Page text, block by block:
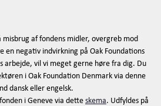
af fondens midler, overgreb mod
en negativ indvirkning på Oak Foundations
arbejde, vil vi meget gerne høre fra dig. Du
i Oak Foundation Denmark via denne
dansk eller engelsk.
i Geneve via detteskema. Udfyldes på